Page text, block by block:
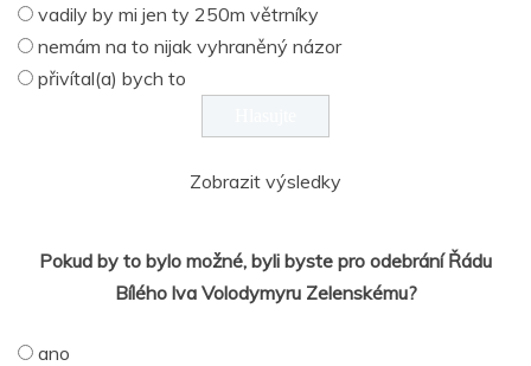
vadily by mi jen ty 250m větrníky
nemám na to nijak vyhraněný názor
přivítal(a) bych to
Zobrazit výsledky
Pokud by to bylo možné, byli byste pro odebrání Řádu
Bílého lva Volodymyru Zelenskému?
ano